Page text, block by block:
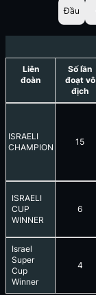
Đầu
Liên
đoàn
Số lần
đoạt vô
địch
ISRAELI
CHAMPION
15
ISRAELI
CUP
WINNER
6
Israel
Super
Cup
Winner
4